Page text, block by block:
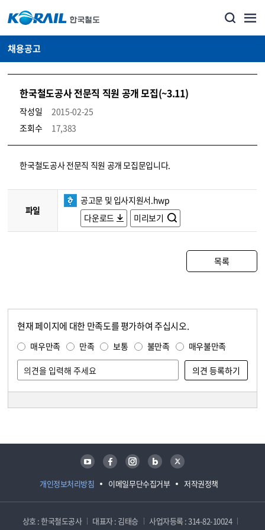
채용공고
한국철도공사 전문직 직원 공개 모집(~3.11)
작성일
2015-02-25
조회수
17,383
코레일소개_경영공시_채용공고 상세보기 – 내용, 파일, 담당자 연락처로 구성
한국철도공사 전문직 직원 공개 모집문입니다.
파일
공고문 및 입사지원서.hwp
다운로드
미리보기
목록
현재 페이지에 대한 만족도를 평가하여 주십시오.
매우만족 만족 보통 불만족 매우불만족
개인정보처리방침 이메일무단수집거부 저작권정책
유튜브 페이스북 인스타그램 블로그 트위터
상호 : 한국철도공사 대표자 : 김태승
사업자등록 : 314-82-10024